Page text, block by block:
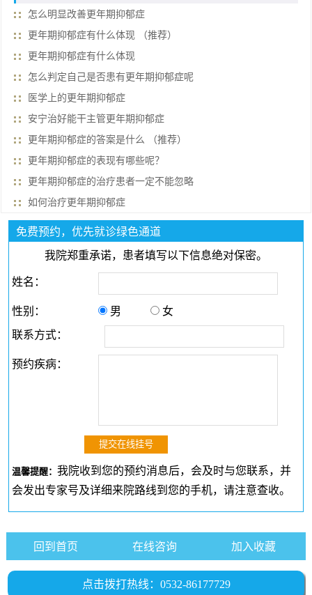
怎么明显改善更年期抑郁症
更年期抑郁症有什么体现 （推荐）
更年期抑郁症有什么体现
怎么判定自己是否患有更年期抑郁症呢
医学上的更年期抑郁症
安宁治好能干主管更年期抑郁症
更年期抑郁症的答案是什么 （推荐）
更年期抑郁症的表现有哪些呢？
更年期抑郁症的治疗患者一定不能忽略
如何治疗更年期抑郁症
免费预约，优先就诊绿色通道
我院郑重承诺，患者填写以下信息绝对保密。
姓名：
性别：
男
女
联系方式：
预约疾病：
温馨提醒：我院收到您的预约消息后，会及时与您联系，并
会发出专家号及详细来院路线到您的手机，请注意查收。
回到首页 在线咨询 加入收藏
点击拨打热线：0532-86177729